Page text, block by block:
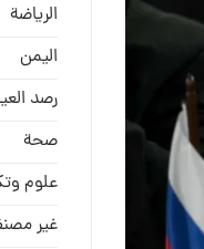
الریاضة
الیمن
رصد
صحة
علوم
غير